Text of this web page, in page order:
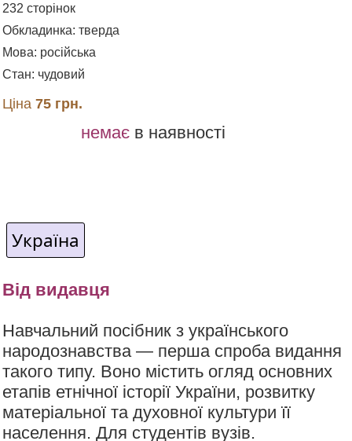
232 сторінок
Обкладинка: тверда
Мова: російська
Стан: чудовий
Ціна 75 грн.
немає в наявності
Україна
Від видавця
Навчальний посібник з українського
народознавства — перша спроба видання
такого типу. Воно містить огляд основних
етапів етнічної історії України, розвитку
матеріальної та духовної культури її
населення. Для студентів вузів.